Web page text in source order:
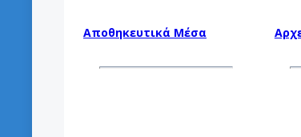
Αποθηκευτικά Μέσα